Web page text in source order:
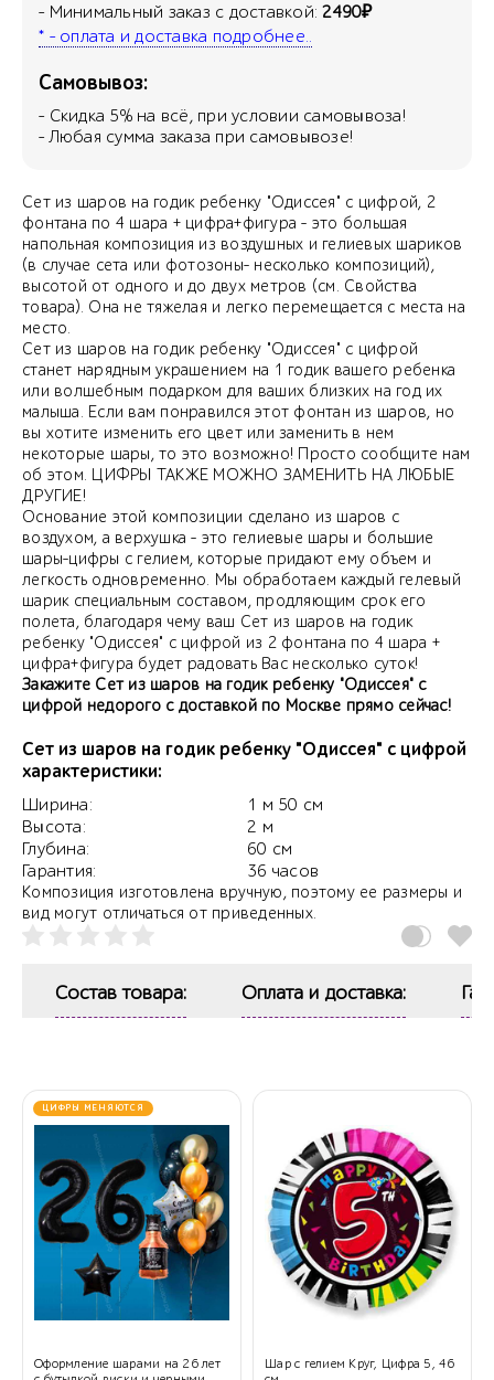
- Минимальный заказ с доставкой:2490₽
* - оплата и доставка подробнее..
Самовывоз:
- Скидка 5% на всё, при условии самовывоза!
- Любая сумма заказа при самовывозе!
Сет из шаров на годик ребенку "Одиссея" с цифрой, 2
фонтана по 4 шара + цифра+фигура - это большая
напольная композиция из воздушных и гелиевых шариков
(в случае сета или фотозоны- несколько композиций),
высотой от одного и до двух метров (см. Свойства
товара). Она не тяжелая и легко перемещается с места на
место.
Сет из шаров на годик ребенку "Одиссея" с цифрой
станет нарядным украшением на 1 годик вашего ребенка
или волшебным подарком для ваших близких на год их
малыша. Если вам понравился этот фонтан из шаров, но
вы хотите изменить его цвет или заменить в нем
некоторые шары, то это возможно! Просто сообщите нам
об этом. ЦИФРЫ ТАКЖЕ МОЖНО ЗАМЕНИТЬ НА ЛЮБЫЕ
ДРУГИЕ!
Основание этой композиции сделано из шаров с
воздухом, а верхушка - это гелиевые шары и большие
шары-цифры с гелием, которые придают ему объем и
легкость одновременно. Мы обработаем каждый гелевый
шарик специальным составом, продляющим срок его
полета, благодаря чему ваш Сет из шаров на годик
ребенку "Одиссея" с цифрой из 2 фонтана по 4 шара +
цифра+фигура будет радовать Вас несколько суток!
Закажите Сет из шаров на годик ребенку "Одиссея" с
цифрой недорого с доставкой по Москве прямо сейчас!
Сет из шаров на годик ребенку "Одиссея" с цифрой
характеристики:
Ширина:
Высота:
Глубина:
Гарантия:
1 м 50 см
2 м
60 см
36 часов
Композиция изготовлена вручную, поэтому ее размеры и
вид могут отличаться от приведенных.
Состав товара: Оплата и доставка:
ЦИФРЫ МЕНЯЮТСЯ
Оформление шарами на 26 лет
Шар с гелием Круг, Цифра 5, 46